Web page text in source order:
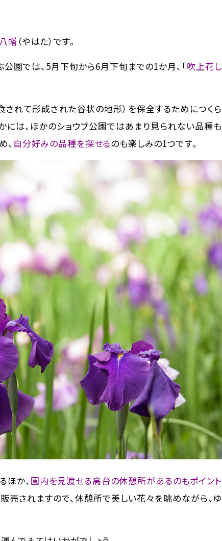
八幡（やはた）です。
園では、5月下旬から6月下旬までの1か月、「吹上花し
れて形成された谷状の地形）を保全するためにつくら
には、ほかのショウブ公園ではあまり見られない品種も
、 自分好みの品種を探せるのも楽しみの1つです。
ほか、 園内を見渡せる高台の休憩所があるのもポイント
売されますので、休憩所で美しい花々を眺めながら、ゆ